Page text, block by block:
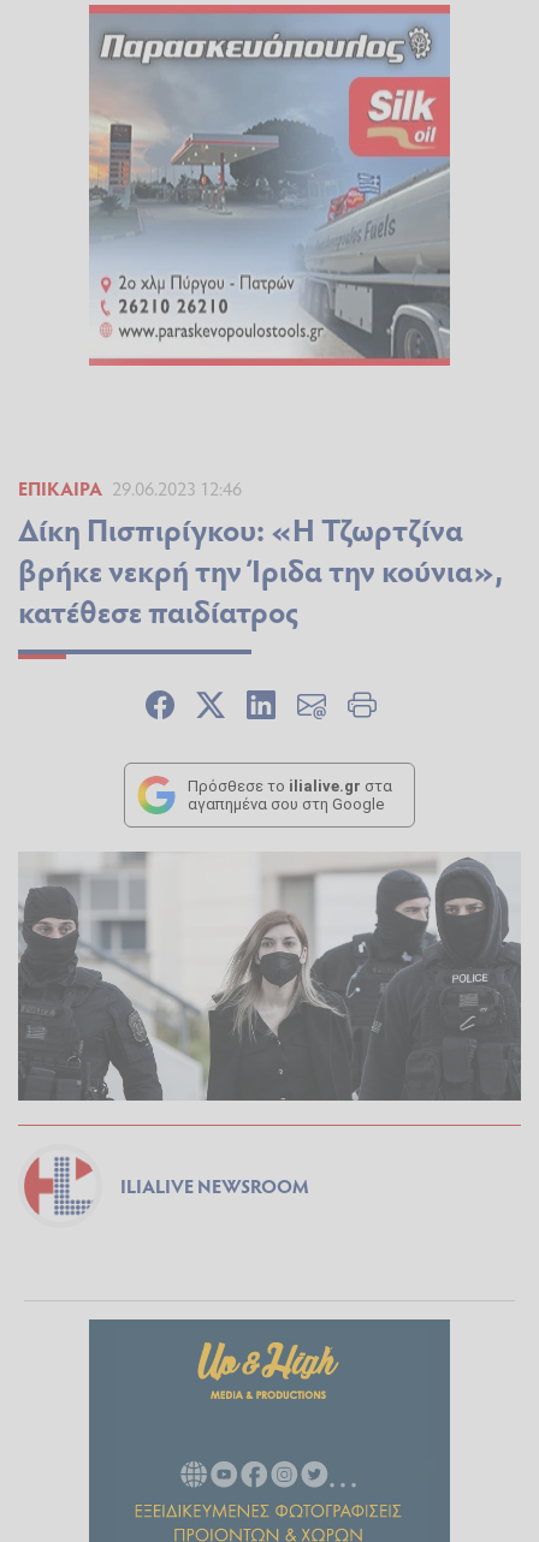
ΕΠΊΚΑΙΡΑ 29.06.2023 12:46
Δίκη Πισπιρίγκου: «Η Τζωρτζίνα
βρήκε νεκρή την Ίριδα την κούνια»,
κατέθεσε παιδίατρος
Πρόσθεσε το ilialive.gr στα
αγαπημένα σου στη Google
ILIALIVE NEWSROOM